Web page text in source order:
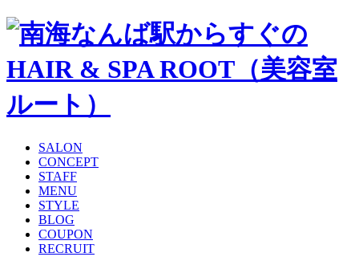
SALON
CONCEPT
STAFF
MENU
STYLE
BLOG
COUPON
RECRUIT